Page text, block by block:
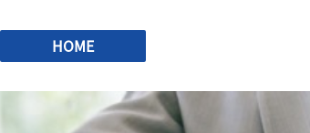
HOME